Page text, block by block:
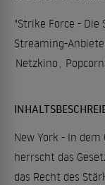
"Strike Force -
Streaming-
Netzkino ,
New York - In
herrscht das
das Recht des